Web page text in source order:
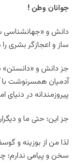
جوانان وطن !
دانش و «جهانشناسی
ساز و اعجازگر بشری را
جز دانش و «دانستن»
آدمیان همسرنوشت با
پیروزمندانه در دنیای
جز این؛ حتی ما و
لذا من از بوزینه و
سخن و پیامی ندارم؛